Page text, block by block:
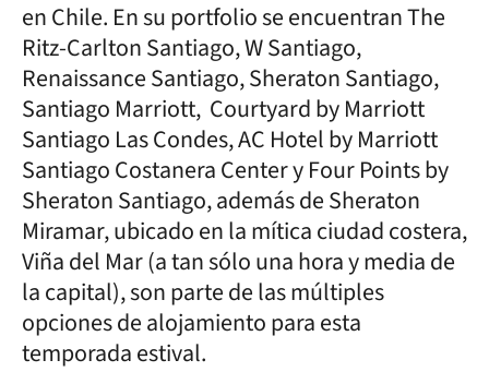
en Chile. En su portfolio se encuentran The
Ritz-Carlton Santiago, W Santiago,
Renaissance Santiago, Sheraton Santiago,
Santiago Marriott, Courtyard by Marriott
Santiago Las Condes, AC Hotel by Marriott
Santiago Costanera Center y Four Points by
Sheraton Santiago, además de Sheraton
Miramar, ubicado en la mítica ciudad costera,
Viña del Mar (a tan sólo una hora y media de
la capital), son parte de las múltiples
opciones de alojamiento para esta
temporada estival.